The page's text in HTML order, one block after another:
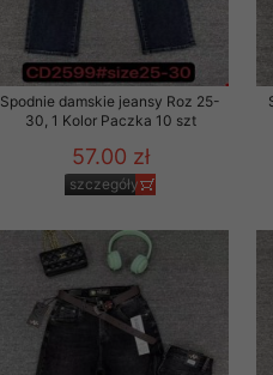
Spodnie damskie jeansy Roz 25-
30, 1 Kolor Paczka 10 szt
57.00 zł
szczegóły